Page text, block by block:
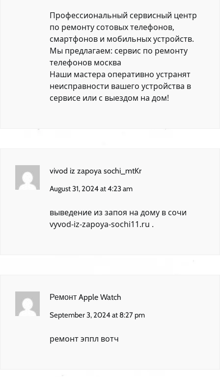
Профессиональный сервисный центр
по ремонту сотовых телефонов,
смартфонов и мобильных устройств.
Мы предлагаем: сервис по ремонту
телефонов москва
Наши мастера оперативно устранят
неисправности вашего устройства в
сервисе или с выездом на дом!
vivod iz zapoya sochi_mtKr
August 31, 2024 at 4:23 am
выведение из запоя на дому в сочи
vyvod-iz-zapoya-sochi11.ru .
Ремонт Apple Watch
September 3, 2024 at 8:27 pm
ремонт эппл вотч